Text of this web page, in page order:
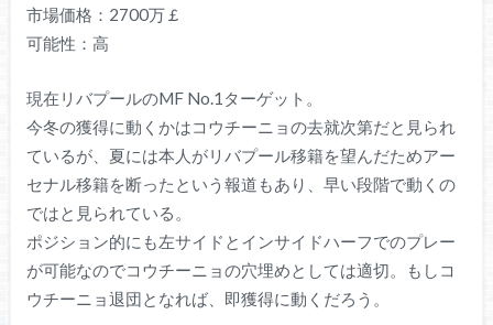
市場価格：2700万￡
可能性：高
現在リバプールのMF No.1ターゲット。
今冬の獲得に動くかはコウチーニョの去就次第だと見られ
ているが、夏には本人がリバプール移籍を望んだためアー
セナル移籍を断ったという報道もあり、早い段階で動くの
ではと見られている。
ポジション的にも左サイドとインサイドハーフでのプレー
が可能なのでコウチーニョの穴埋めとしては適切。もしコ
ウチーニョ退団となれば、即獲得に動くだろう。